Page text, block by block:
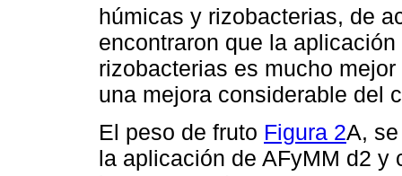
húmicas y rizobacterias, de
encontraron que la
rizobacterias es mucho
una mejora considerable del
El peso de fruto Figura 2A,
la aplicación de AFyMM d2 y